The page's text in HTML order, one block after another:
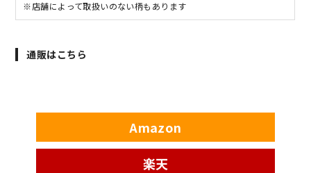
※店舗によって取扱いのない柄もあります
通販はこちら
Amazon
楽天